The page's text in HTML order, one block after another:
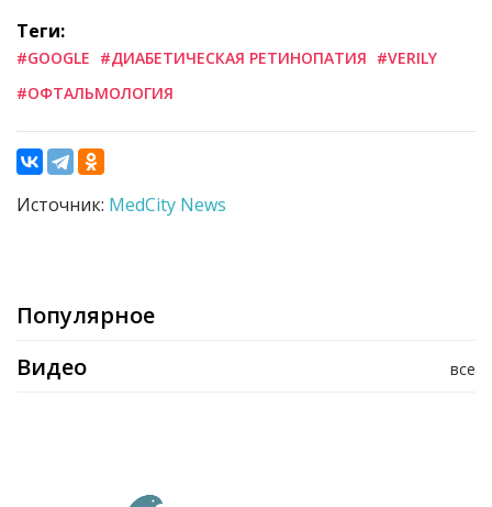
Теги:
#GOOGLE #ДИАБЕТИЧЕСКАЯ РЕТИНОПАТИЯ #VERILY
#ОФТАЛЬМОЛОГИЯ
Источник: MedCity News
Популярное
все
Видео